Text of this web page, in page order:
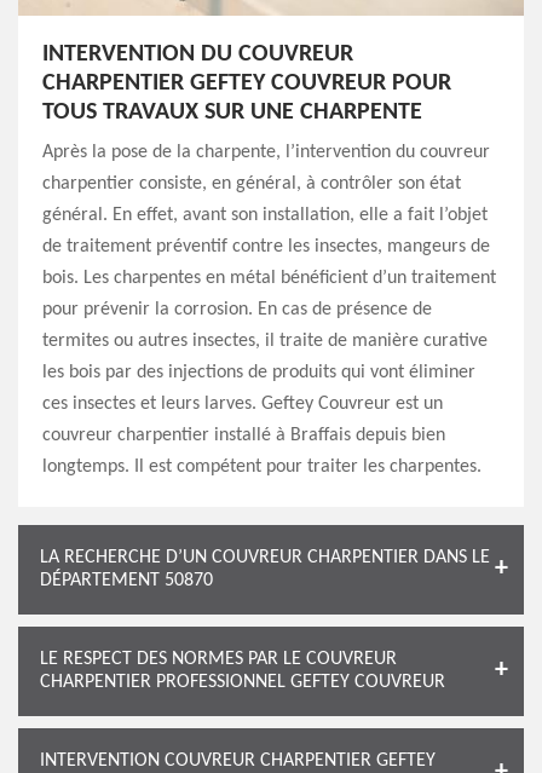
INTERVENTION DU COUVREUR
CHARPENTIER GEFTEY COUVREUR POUR
TOUS TRAVAUX SUR UNE CHARPENTE
Après la pose de la charpente, l’intervention du couvreur
charpentier consiste, en général, à contrôler son état
général. En effet, avant son installation, elle a fait l’objet
de traitement préventif contre les insectes, mangeurs de
bois. Les charpentes en métal bénéficient d’un traitement
pour prévenir la corrosion. En cas de présence de
termites ou autres insectes, il traite de manière curative
les bois par des injections de produits qui vont éliminer
ces insectes et leurs larves. Geftey Couvreur est un
couvreur charpentier installé à Braffais depuis bien
longtemps. Il est compétent pour traiter les charpentes.
LA RECHERCHE D’UN COUVREUR CHARPENTIER DANS LE
DÉPARTEMENT 50870
LE RESPECT DES NORMES PAR LE COUVREUR
CHARPENTIER PROFESSIONNEL GEFTEY COUVREUR
INTERVENTION COUVREUR CHARPENTIER GEFTEY